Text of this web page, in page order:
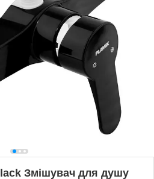
Змішувач для душу